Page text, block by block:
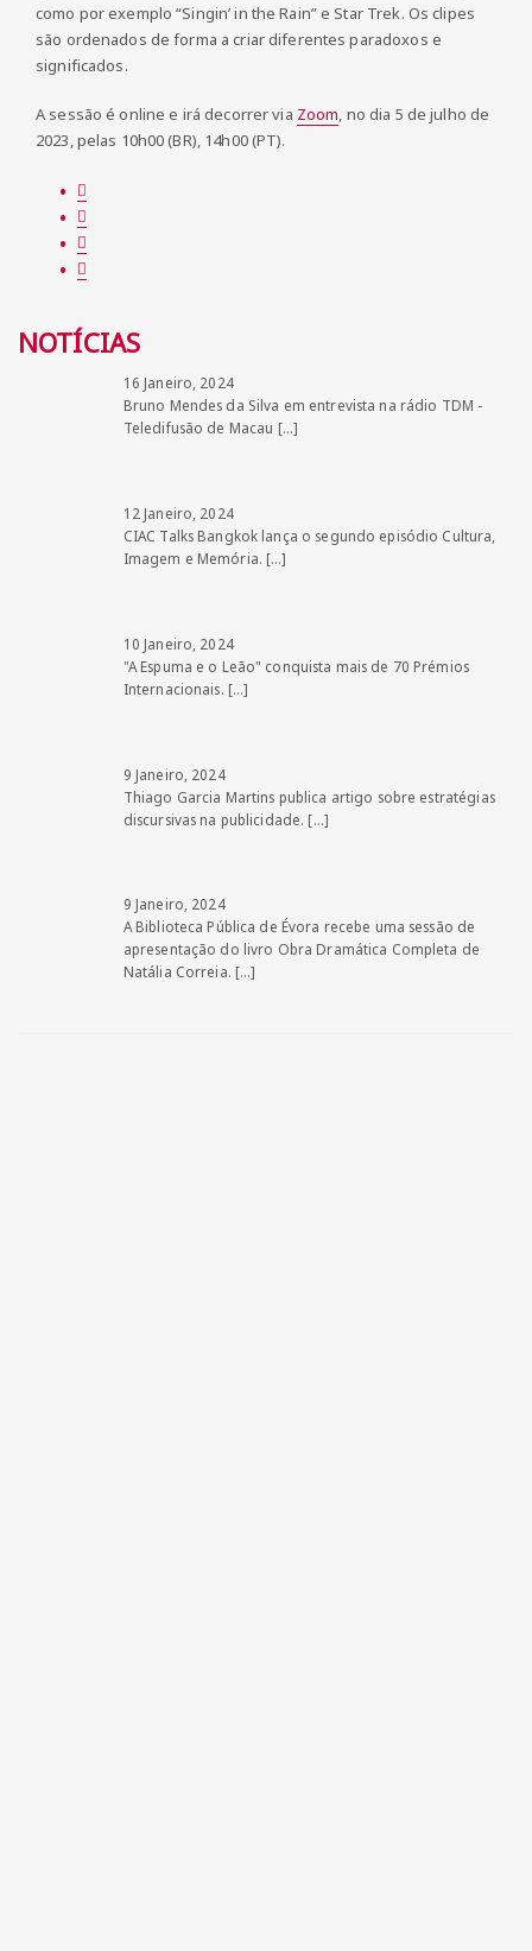
como por exemplo “Singin’ in the Rain” e Star Trek. Os clipes
são ordenados de forma a criar diferentes paradoxos e
significados.
A sessão é online e irá decorrer via Zoom, no dia 5 de julho de
2023, pelas 10h00 (BR), 14h00 (PT).
NOTÍCIAS
16 Janeiro, 2024
Bruno Mendes da Silva em entrevista na rádio TDM -
Teledifusão de Macau […]
12 Janeiro, 2024
CIAC Talks Bangkok lança o segundo episódio Cultura,
Imagem e Memória. […]
10 Janeiro, 2024
"A Espuma e o Leão" conquista mais de 70 Prémios
Internacionais. […]
9 Janeiro, 2024
Thiago Garcia Martins publica artigo sobre estratégias
discursivas na publicidade. […]
9 Janeiro, 2024
A Biblioteca Pública de Évora recebe uma sessão de
apresentação do livro Obra Dramática Completa de
Natália Correia. […]